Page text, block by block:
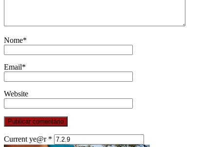
Nome*
Email*
Website
Current ye@r *